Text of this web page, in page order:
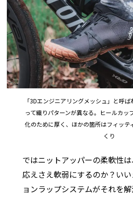
「3Dエンジニアリングメッシュ」と呼
って織りパターンが異なる。ヒールカッ
化のために厚く、ほかの箇所はフィッテ
くり
ではニットアッパーの柔軟性
応えさえ軟弱にするのか？い
ョンラップシステムがそれを解